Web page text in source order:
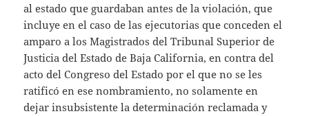
al estado que guardaban antes de la violación, que
incluye en el caso de las ejecutorias que conceden el
amparo a los Magistrados del Tribunal Superior de
Justicia del Estado de Baja California, en contra del
acto del Congreso del Estado por el que no se les
ratificó en ese nombramiento, no solamente en
dejar insubsistente la determinación reclamada y